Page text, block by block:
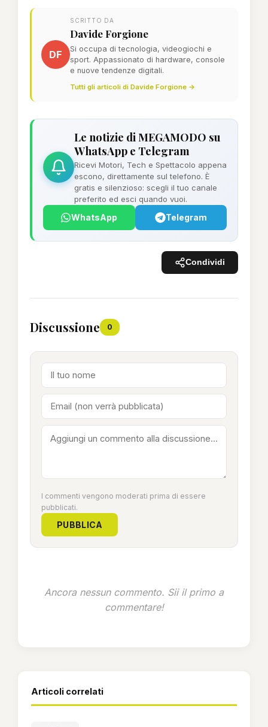
DF
SCRITTO DA
Davide Forgione
Si occupa di tecnologia, videogiochi e
sport. Appassionato di hardware, console
e nuove tendenze digitali.
Tutti gli articoli di Davide Forgione →
Le notizie di MEGAMODO su
WhatsApp e Telegram
Ricevi Motori, Tech e Spettacolo appena
escono, direttamente sul telefono. È
gratis e silenzioso: scegli il tuo canale
preferito ed esci quando vuoi.
WhatsApp Telegram
Condividi
Discussione 0
I commenti vengono moderati prima di essere
pubblicati.
PUBBLICA
Ancora nessun commento. Sii il primo a
commentare!
Articoli correlati